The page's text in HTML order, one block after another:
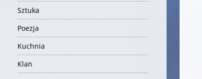
Sztuka
Poezja
Kuchnia
Klan